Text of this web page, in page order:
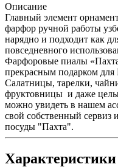
Описание
Главный элемент
фарфор ручной работы
нарядно и подходит как
повседневного
Фарфоровые пиалы
прекрасным подарком
Салатницы, тарелки,
фруктовницы и даже
можно увидеть в нашем
свой собственный сервиз
посуды "Пахта".
Характеристики